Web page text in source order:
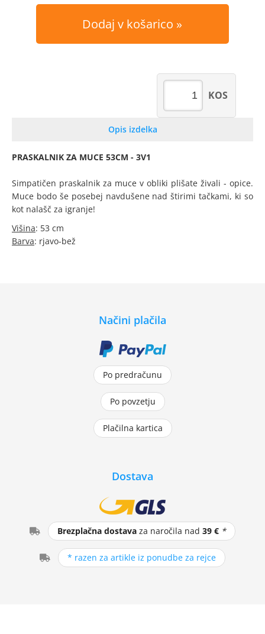
Dodaj v košarico
KOS
Opis izdelka
PRASKALNIK ZA MUCE 53CM - 3V1
Simpatičen praskalnik za muce v obliki plišate živali - opice.
Muce bodo še posebej navdušene nad štirimi tačkami, ki so
kot nalašč za igranje!
Višina: 53 cm
Barva: rjavo-bež
Načini plačila
Po predračunu
Po povzetju
Plačilna kartica
Dostava
Brezplačna dostava za naročila nad39 € *
* razen za artikle iz ponudbe za rejce